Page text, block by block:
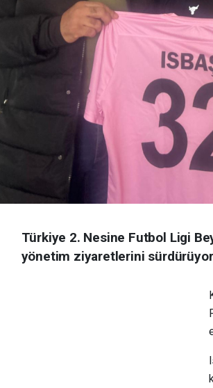
Türkiye 2. Nesine Futbol Ligi
yönetim ziyaretlerini